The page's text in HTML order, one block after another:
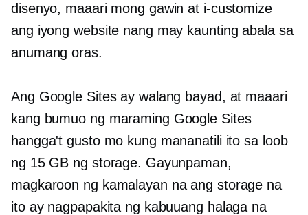
disenyo, maaari mong gawin at i-customize
ang iyong website nang may kaunting abala sa
anumang oras.
Ang Google Sites ay walang bayad, at maaari
kang bumuo ng maraming Google Sites
hangga't gusto mo kung mananatili ito sa loob
ng 15 GB ng storage. Gayunpaman,
magkaroon ng kamalayan na ang storage na
ito ay nagpapakita ng kabuuang halaga na